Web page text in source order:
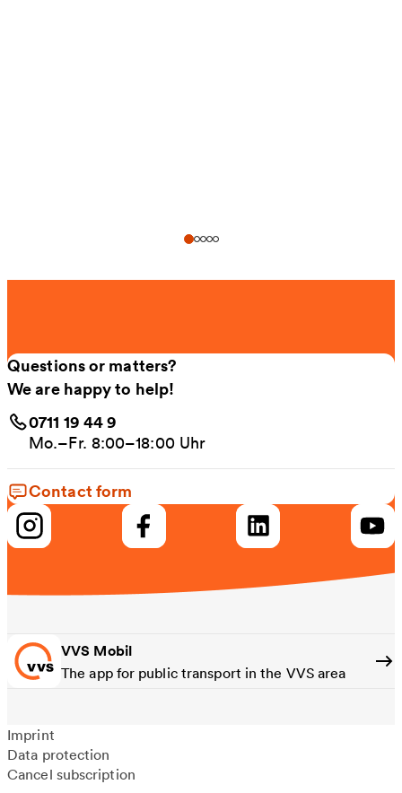
Questions or matters?
We are happy to help!
0711 19 44 9
Mo.–Fr. 8:00–18:00 Uhr
Contact form
VVS Mobil
The app for public transport in the VVS area
Imprint
Data protection
Cancel subscription